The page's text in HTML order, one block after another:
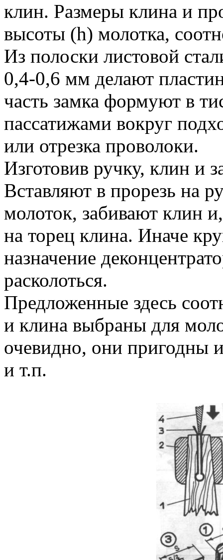
клин. Размеры клина и
высоты (h) молотка,
Из полоски листовой
0,4-0,6 мм делают
часть замка формуют в
пассатижами вокруг
или отрезка проволоки.
Изготовив ручку, клин и
Вставляют в прорезь на
молоток, забивают клин
на торец клина. Иначе
назначение
расколоться.
Предложенные здесь
и клина выбраны для
очевидно, они пригодны
и т.п.